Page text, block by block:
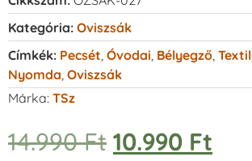
Kategória: Oviszsák
Címkék: Pecsét Óvodai Bélyegző Textil
Nyomda Oviszsák
Márka: TSz
14.990Ft 10.990 Ft